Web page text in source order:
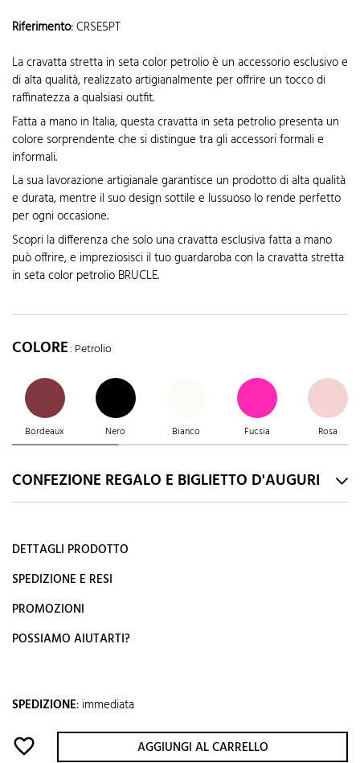
Riferimento:CRSE5PT
La cravatta stretta in seta color petrolio è un accessorio esclusivo e
di alta qualità, realizzato artigianalmente per offrire un tocco di
raffinatezza a qualsiasi outfit.
Fatta a mano in Italia, questa cravatta in seta petrolio presenta un
colore sorprendente che si distingue tra gli accessori formali e
informali.
La sua lavorazione artigianale garantisce un prodotto di alta qualità
e durata, mentre il suo design sottile e lussuoso lo rende perfetto
per ogni occasione.
Scopri la differenza che solo una cravatta esclusiva fatta a mano
può offrire, e impreziosisci il tuo guardaroba con la cravatta stretta
in seta color petrolio BRUCLE.
COLORE: Petrolio
Bordeaux Nero Bianco Fucsia Rosa
CONFEZIONE REGALO E BIGLIETTO D'AUGURI
DETTAGLI PRODOTTO
SPEDIZIONE E RESI
PROMOZIONI
POSSIAMO AIUTARTI?
SPEDIZIONE: immediata
favorite_border AGGIUNGI AL CARRELLO